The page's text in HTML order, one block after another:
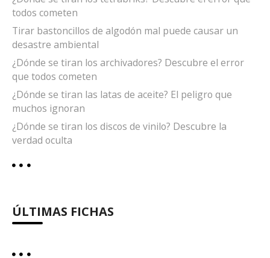
todos cometen
Tirar bastoncillos de algodón mal puede causar un
desastre ambiental
¿Dónde se tiran los archivadores? Descubre el error
que todos cometen
¿Dónde se tiran las latas de aceite? El peligro que
muchos ignoran
¿Dónde se tiran los discos de vinilo? Descubre la
verdad oculta
ÚLTIMAS FICHAS